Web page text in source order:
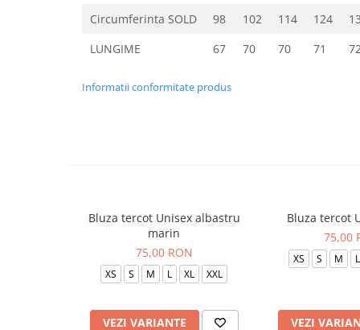
Circumferinta SOLD
98 102 114 124
LUNGIME
67 70 70 71
Informatii conformitate produs
Bluza tercot Unisex albastru
marin
75,00 RON
XS S M L XL XXL
VEZI VARIANTE
Bluza tercot
75,00
XS S M L
VEZI